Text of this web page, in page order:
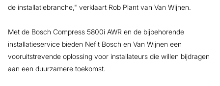
de installatiebranche," verklaart Rob Plant van Van Wijnen.
Met de Bosch Compress 5800i AWR en de bijbehorende
installatieservice bieden Nefit Bosch en Van Wijnen een
vooruitstrevende oplossing voor installateurs die willen bijdragen
aan een duurzamere toekomst.